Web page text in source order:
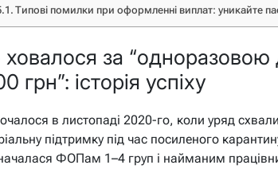
Типові помилки при оформленні виплат: уникайте
за
грн”: історія успіху
в листопаді 2020-го, коли уряд
підтримку під час посиленого
ФОПам 1–4 груп і найманим